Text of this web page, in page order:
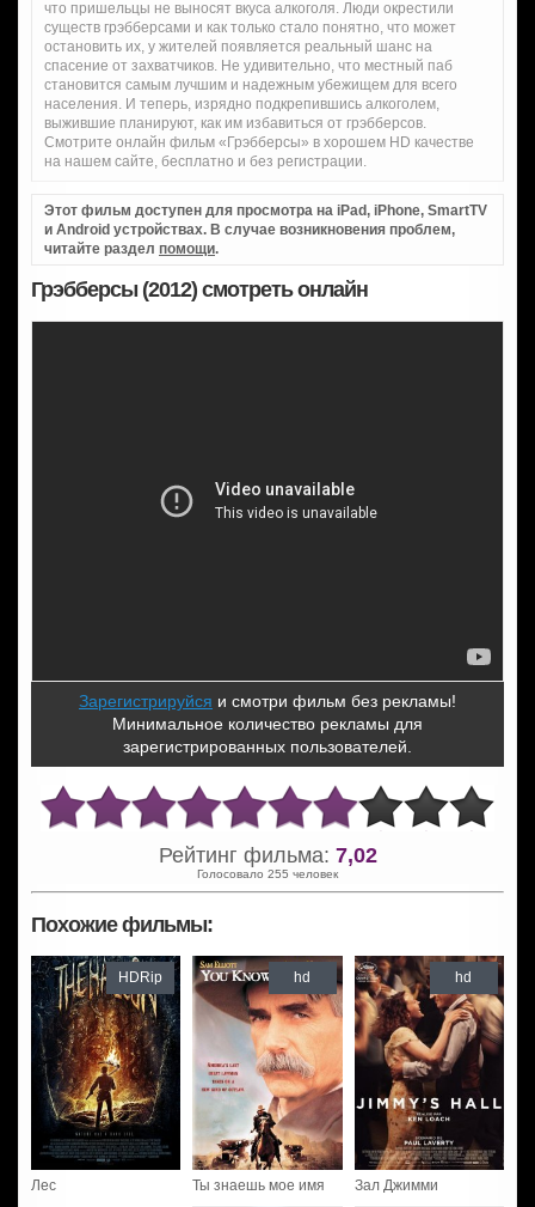
что пришельцы не выносят вкуса алкоголя. Люди окрестили
существ грэбберсами и как только стало понятно, что может
остановить их, у жителей появляется реальный шанс на
спасение от захватчиков. Не удивительно, что местный паб
становится самым лучшим и надежным убежищем для всего
населения. И теперь, изрядно подкрепившись алкоголем,
выжившие планируют, как им избавиться от грэбберсов.
Смотрите онлайн фильм «Грэбберсы» в хорошем HD качестве
на нашем сайте, бесплатно и без регистрации.
Этот фильм доступен для просмотра на iPad, iPhone, SmartTV
и Android устройствах. В случае возникновения проблем,
читайте раздел помощи.
Грэбберсы (2012) смотреть онлайн
Зарегистрируйся и смотри фильм без рекламы!
Минимальное количество рекламы для
зарегистрированных пользователей.
Рейтинг фильма: 7,02
Голосовало 255 человек
Похожие фильмы:
Лес
HDRip
Ты знаешь мое имя
hd
Зал Джимми
hd